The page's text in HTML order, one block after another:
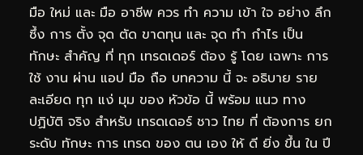
มือ ใหม่ และ มือ อาชีพ ควร ทำ ความ เข้า ใจ อย่าง ลึก
ซึ้ง การ ตั้ง จุด ตัด ขาดทุน และ จุด ทำ กำไร เป็น
ทักษะ สำคัญ ที่ ทุก เทรดเดอร์ ต้อง รู้ โดย เฉพาะ การ
ใช้ งาน ผ่าน แอป มือ ถือ บทความ นี้ จะ อธิบาย ราย
ละเอียด ทุก แง่ มุม ของ หัวข้อ นี้ พร้อม แนว ทาง
ปฏิบัติ จริง สำหรับ เทรดเดอร์ ชาว ไทย ที่ ต้องการ ยก
ระดับ ทักษะ การ เทรด ของ ตน เอง ให้ ดี ยิ่ง ขึ้น ใน ปี